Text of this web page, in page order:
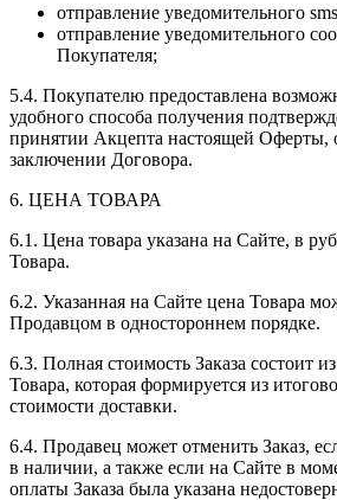
отправление уведомительного
отправление уведомительного
Покупателя;
5.4. Покупателю предоставлена
удобного способа получения
принятии Акцепта настоящей Оферты,
заключении Договора.
6. ЦЕНА ТОВАРА
6.1. Цена товара указана на Сайте, в
Товара.
6.2. Указанная на Сайте цена Товара
Продавцом в одностороннем порядке.
6.3. Полная стоимость Заказа состоит
Товара, которая формируется из
стоимости доставки.
6.4. Продавец может отменить Заказ,
в наличии, а также если на Сайте в
оплаты Заказа была указана